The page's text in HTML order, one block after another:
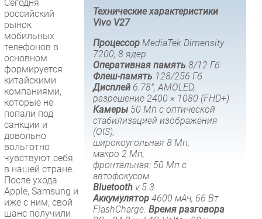
Регулирование
Финансы
Web
Безопасность
Инновации
CIO/Управление ИТ
Гаджеты
Здоровье
РАЗДЕЛЫ
Новости
Аналитика
Интервью
Технические характеристики
Vivo V27
Процессор MediaTek Dimensity
7200, 8 ядер
Оперативная память 8/12 Гб
Флеш-память 128/256 Гб
Дисплей 6.78", AMOLED,
разрешение 2400 × 1080 (FHD+)
Камеры 50 Мп с оптической
стабилизацией изображения
(OIS),
широкоугольная 8 Мп,
макро 2 Мп,
фронтальная: 50 Мп с
автофокусом
Bluetooth v.5.3
Аккумулятор 4600 мАч, 66 Вт
FlashCharge. Время разговора
Сегодня
российский
рынок
мобильных
телефонов в
основном
формируется
китайскими
компаниями,
которые не
попали под
санкции и
довольно
вольготно
чувствуют себя
в нашей стране.
После ухода
Apple, Samsung и
иже с ним, свой
шанс получили